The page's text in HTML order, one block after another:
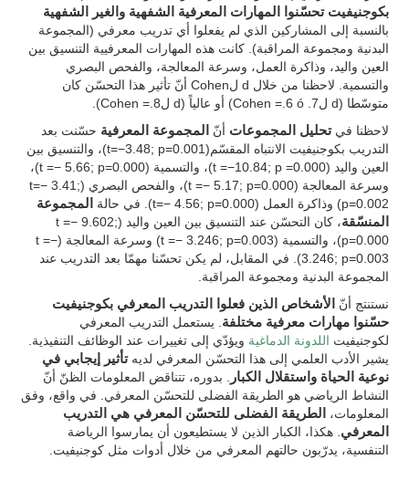
بكوجنيفيت تحسّنوا المهارات المعرفية الشفهية والغير الشفهية
بالنسبة إلى المشاركين الذي لم يفعلوا أي تدريب معرفي (المجموعة
البدنية ومجموعة المراقبة). كانت هذه المهارات المعرفيية التنسيق بين
العين واليد، وذاكرة العمل، وسرعة المعالجة، والفحص البصري
والتسمية. لاحظنا من خلال d لCohen أنّ تأثير هذا التحسّن كان
متوسّطا (d لCohen =.6 ó .7) أو عالياً (d لCohen =.8).
لاحظنا فيتحليل المجموعات أنّ المجموعة المعرفية حسّنت بعد
التدريب بكوجنيفيت الانتباه المقسّم(t=−3.48; p=0.001)، والتنسيق بين
العين واليد (t =−10.84; p =0.000)، والتسمية (t =− 5.66; p=0.000)،
وسرعة المعالجة (t =− 5.17; p=0.000)، والفحص البصري (t=− 3.41;
p=0.002) وذاكرة العمل (t=− 4.56; p=0.000). في حالة
المجموعة
المنسّقة
، كان التحسّن عند التنسيق بين العين واليد (t =− 9.602;
p=0.000)، والتسمية (t =− 3.246; p=0.003) وسرعة المعالجة (t =−
3.246; p=0.003). في المقابل، لم يكن تحسّنا مهمّا بعد التدريب عند
المجموعة البدنية ومجموعة المراقبة.
نستنتج أنّ
الأشخاص الذين فعلوا التدريب المعرفي بكوجنيفيت
حسّنوا مهارات معرفية مختلفة . يستعمل التدريب المعرفي
لكوجنيفيت اللدونة الدماغية ويؤدّي إلى تغييرات عند الوظائف التنفيذية.
يشير الأدب العلمي إلى هذا التحسّن المعرفي لديهتأثير إيجابي في
نوعية الحياة واستقلال الكبار
. بدوره، تتناقض المعلومات الظنّ أنّ
النشاط الرياضي هو الطريقة الفضلى للتحسّن المعرفي. في واقع، وفق
المعلومات،
الطريقة الفضلى للتحسّن المعرفي هي التدريب
المعرفي . هكذا، الكبار الذين لا يستطيعون أن يمارسوا الرياضة
التنفسية، يدرّبون حالتهم المعرفي من خلال أدوات مثل كوجنيفيت.